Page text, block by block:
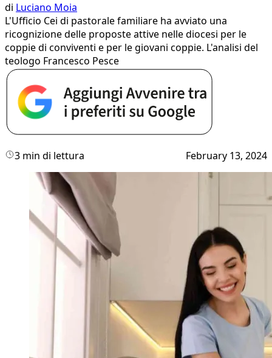
di Luciano Moia
L'Ufficio Cei di pastorale familiare ha avviato una
ricognizione delle proposte attive nelle diocesi per le
coppie di conviventi e per le giovani coppie. L'analisi del
teologo Francesco Pesce
3 min di lettura February 13, 2024